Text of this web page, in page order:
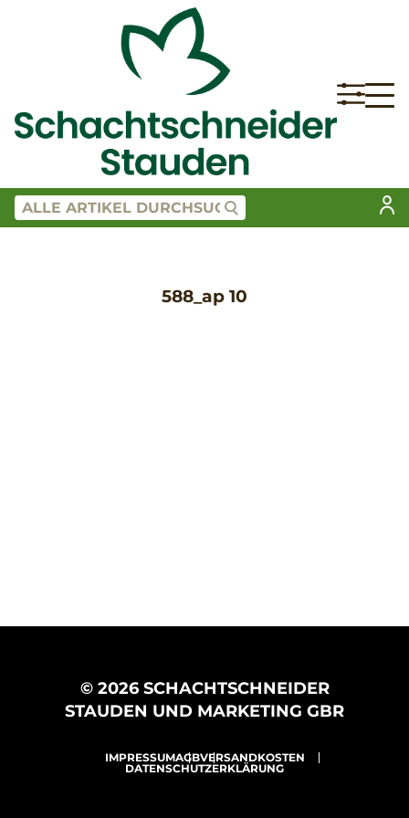
588_ap 10
© 2026 SCHACHTSCHNEIDER
STAUDEN UND MARKETING GBR
IMPRESSUMAGBVERSANDKOSTEN
DATENSCHUTZERKLÄRUNG